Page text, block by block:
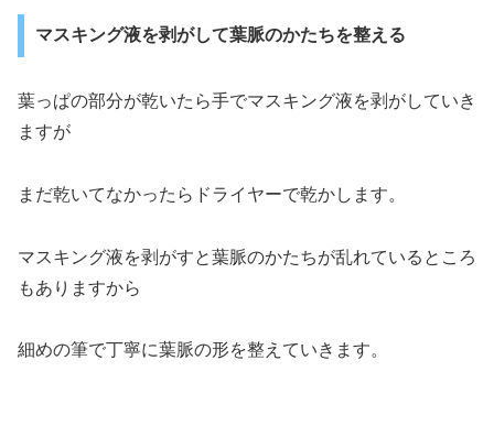
マスキング液を剥がして葉脈のかたちを整える
葉っぱの部分が乾いたら手でマスキング液を剥がしていき
ますが
まだ乾いてなかったらドライヤーで乾かします。
マスキング液を剥がすと葉脈のかたちが乱れているところ
もありますから
細めの筆で丁寧に葉脈の形を整えていきます。